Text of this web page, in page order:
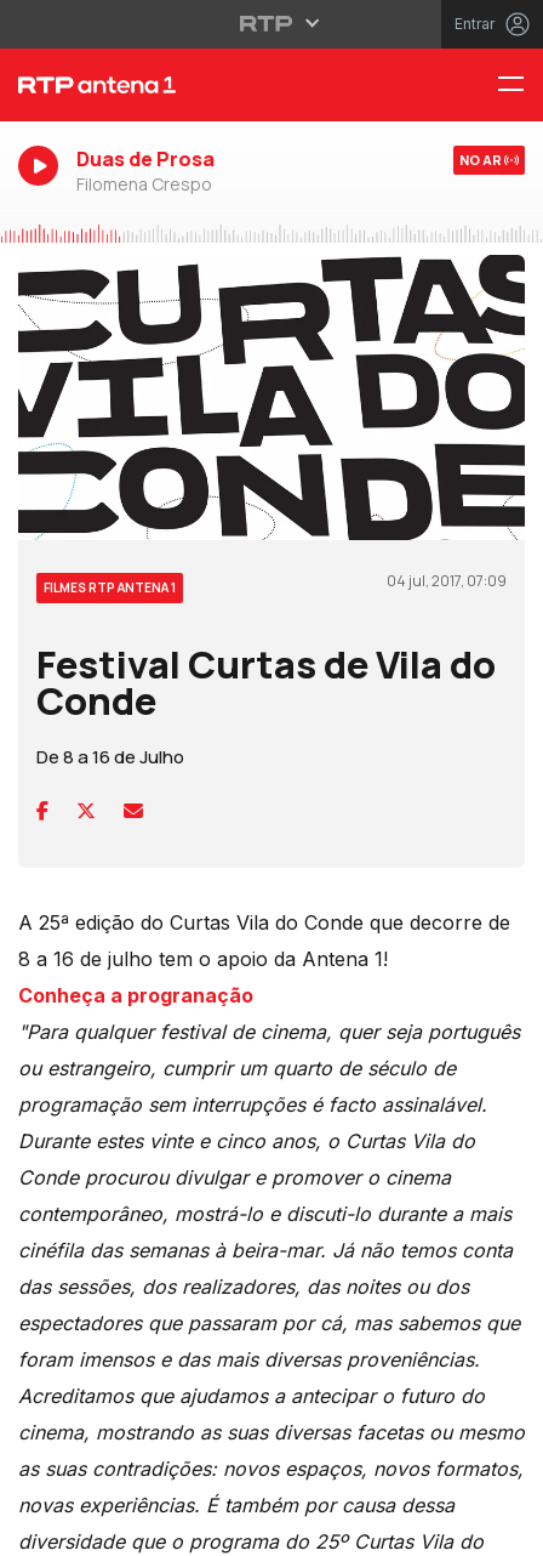
Entrar
Duas de Prosa
Filomena Crespo
NO AR
FILMES RTP ANTENA 1 04 jul, 2017, 07:09
Festival Curtas de Vila do
Conde
De 8 a 16 de Julho
A 25ª edição do Curtas Vila do Conde que decorre de
8 a 16 de julho tem o apoio da Antena 1!
Conheça a progranação
"Para qualquer festival de cinema, quer seja português
ou estrangeiro, cumprir um quarto de século de
programação sem interrupções é facto assinalável.
Durante estes vinte e cinco anos, o Curtas Vila do
Conde procurou divulgar e promover o cinema
contemporâneo, mostrá-lo e discuti-lo durante a mais
cinéfila das semanas à beira-mar. Já não temos conta
das sessões, dos realizadores, das noites ou dos
espectadores que passaram por cá, mas sabemos que
foram imensos e das mais diversas proveniências.
Acreditamos que ajudamos a antecipar o futuro do
cinema, mostrando as suas diversas facetas ou mesmo
as suas contradições: novos espaços, novos formatos,
novas experiências. É também por causa dessa
diversidade que o programa do 25º Curtas Vila do